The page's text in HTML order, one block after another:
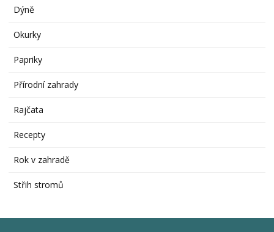
Dýně
Okurky
Papriky
Přírodní zahrady
Rajčata
Recepty
Rok v zahradě
Střih stromů